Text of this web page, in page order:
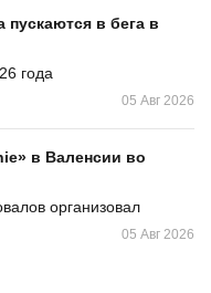
в бега в
года
05 Авг 2026
в Валенсии во
организовал
05 Авг 2026